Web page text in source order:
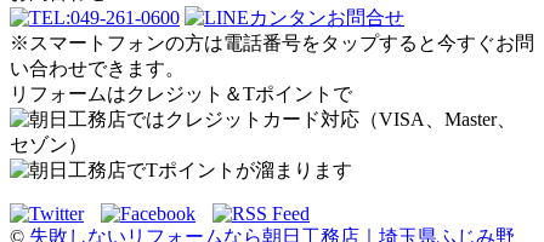
※スマートフォンの方は電話番号をタップすると今すぐお問
い合わせできます。
リフォームはクレジット＆Tポイントで
© 失敗しないリフォームなら朝日工務店｜埼玉県ふじみ野